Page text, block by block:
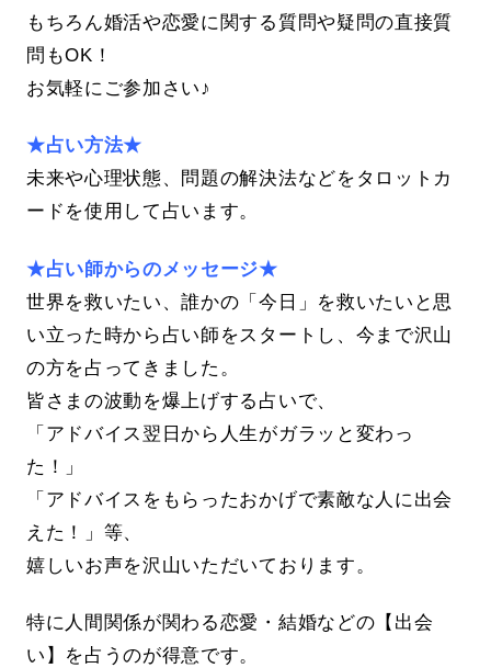
もちろん婚活や恋愛に関する質問や疑問の直接質
問もOK！
お気軽にご参加さい♪
★占い方法★
未来や心理状態、問題の解決法などをタロットカ
ードを使用して占います。
★占い師からのメッセージ★
世界を救いたい、誰かの「今日」を救いたいと思
い立った時から占い師をスタートし、今まで沢山
の方を占ってきました。
皆さまの波動を爆上げする占いで、
「アドバイス翌日から人生がガラッと変わっ
た！」
「アドバイスをもらったおかげで素敵な人に出会
えた！」等、
嬉しいお声を沢山いただいております。
特に人間関係が関わる恋愛・結婚などの【出会
い】を占うのが得意です。